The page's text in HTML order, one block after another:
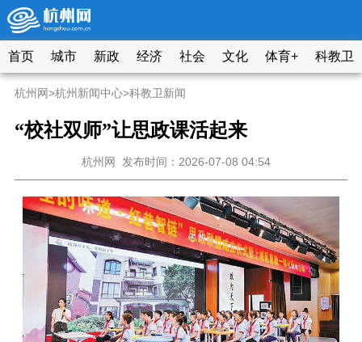
首页 城市 新政 经济 社会 文化 体育+ 科教卫
杭州网>杭州新闻中心>科教卫新闻
“校社双师”让思政课活起来
杭州网 发布时间：2026-07-08 04:54